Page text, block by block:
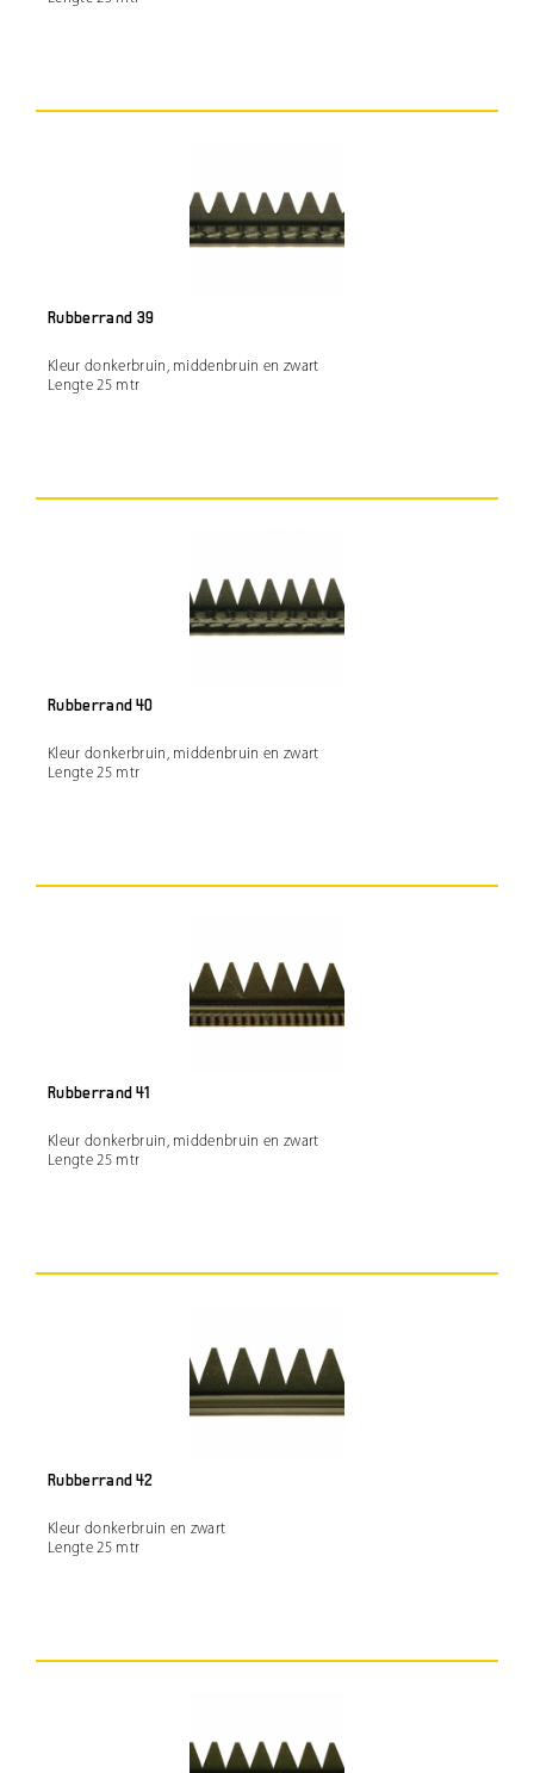
Rubberrand 39
Kleur donkerbruin, middenbruin en zwart
Lengte 25 mtr
Rubberrand 40
Kleur donkerbruin, middenbruin en zwart
Lengte 25 mtr
Rubberrand 41
Kleur donkerbruin, middenbruin en zwart
Lengte 25 mtr
Rubberrand 42
Kleur donkerbruin en zwart
Lengte 25 mtr